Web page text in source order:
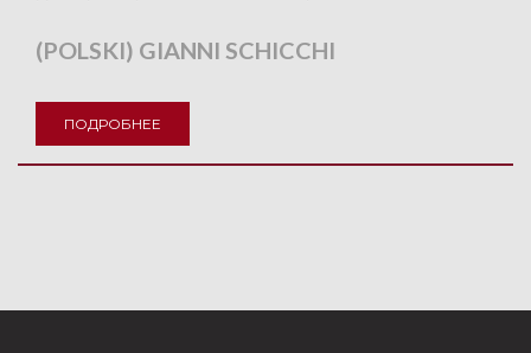
(POLSKI) GIANNI SCHICCHI
ПОДРОБНЕЕ